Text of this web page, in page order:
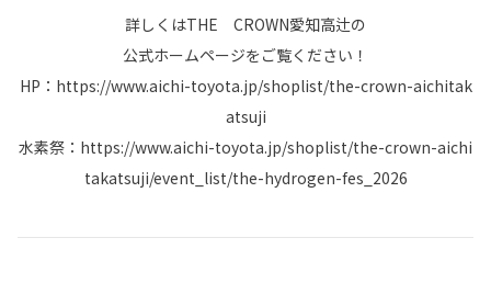
詳しくはTHE CROWN愛知高辻の
公式ホームページをご覧ください！
HP： https://www.aichi-toyota.jp/shoplist/the-crown-aichitak
atsuji
水素祭： https://www.aichi-toyota.jp/shoplist/the-crown-aichi
takatsuji/event_list/the-hydrogen-fes_2026